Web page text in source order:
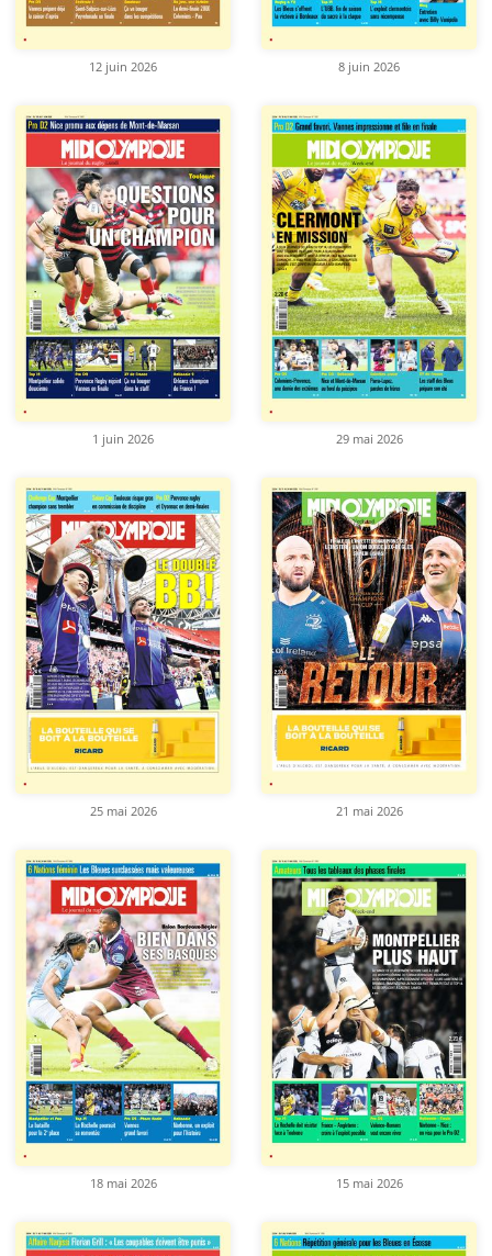
12 juin 2026 8 juin 2026
1 juin 2026 29 mai 2026
25 mai 2026 21 mai 2026
18 mai 2026 15 mai 2026